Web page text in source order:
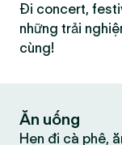
Đi concert,
những trải
cùng!
Ăn uống
Hẹn đi cà phê,